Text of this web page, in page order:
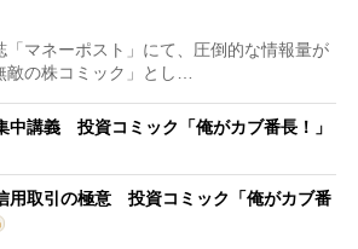
マネーポスト」にて、圧倒的な情報量が
敵の株コミック」とし…
中講義 投資コミック「俺がカブ番長！」
用取引の極意 投資コミック「俺がカブ番